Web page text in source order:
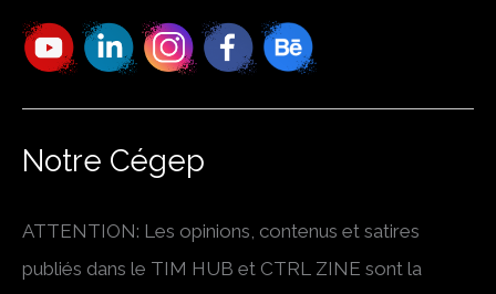
Notre Cégep
ATTENTION: Les opinions, contenus et satires
publiés dans le TIM HUB et CTRL ZINE sont la